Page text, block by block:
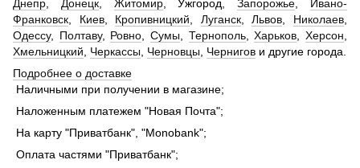
Днепр
Донецк, Житомир, Ужгород,Запорожье
Ивано-
Франковск
Киев, Кропивницкий Луганск,Львов Николаев
Одессу, Полтаву, Ровно ,Сумы Тернополь,Харьков ,Херсон
Хмельницкий
Черкассы Черновцы Чернигов и другие города.
Подробнее о доставке
Наличными при получении в магазине;
Наложенным платежем "Новая Почта";
На карту "Приватбанк", "Monobank";
Оплата частями "Приватбанк";